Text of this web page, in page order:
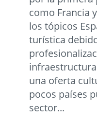
como Francia
los tópicos
turística
una oferta
pocos países
sector...